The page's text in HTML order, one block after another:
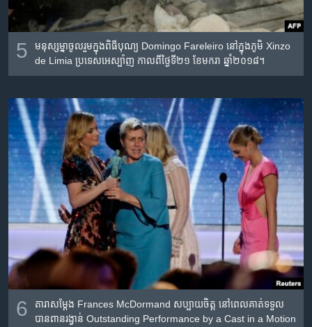
5
មនុស្ស​ម្នា​ចូលរួម​ក្នុង​ពិធីបុណ្យ Domingo Fareleiro នៅ​ក្នុង​ភូមិ Xinzo
de Limia ប្រទេស​អេស្ប៉ាញ កាលពី​ថ្ងៃទី២១ ខែមករា ឆ្នាំ២០១៨។
6
តារា​សម្តែង Frances McDormand សប្បាយ​ចិត្ត​ នៅ​ពេល​គាត់​ទទួល​
បាន​ពានរង្វាន់ Outstanding Performance by a Cast in a Motion